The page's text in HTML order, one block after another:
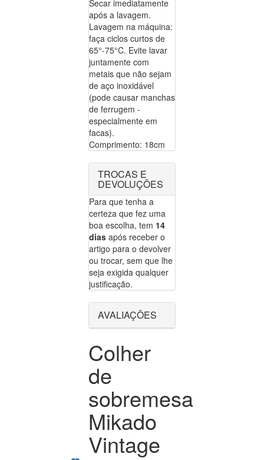
Secar imediatamente
após a lavagem.
Lavagem na máquina:
faça ciclos curtos de
65°-75°C. Evite lavar
juntamente com
metais que não sejam
de aço inoxidável
(pode causar manchas
de ferrugem -
especialmente em
facas).
Comprimento: 18cm
TROCAS E
DEVOLUÇÕES
Para que tenha a
certeza que fez uma
boa escolha, tem 14
dias após receber o
artigo para o devolver
ou trocar, sem que lhe
seja exigida qualquer
justificação.
AVALIAÇÕES
Colher
de
sobremesa
Mikado
Vintage